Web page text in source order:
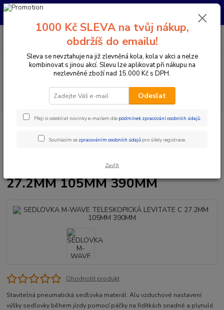
Pro nachystání kola / doplňků na prodejně si prosím zavolejte dopředu.
Menu
CZK
PO-PÁ 10:00-17:00 | SO: 9:00-12:00
Komponenty na kolo Sedlovky
Teleskopické sedlovky
TELESKOPICKÁ LEVITATE C
27.2MM 105MM 390MM
Ohodnotit produkt
Stavitelná pneumatická sedlovka materál: Alu vzduchové nastavení
výšky sedlovky během jízdy pomocí páčky na řidítkách snadné a plynulé
1000 Kč SLEVA na tvůj nákup,
obdržíš do emailu!
Sleva se nevztahuje na již zlevněná kola, kola v akci a nelze
kombinovat s jinou akcí. Slevu lze aplikovat při nákupu na
nezlevněné zboží nad 15.000 Kč s DPH.
Odeslat
Přeji si odebírat novinky e-mailem dle podmínek zpracování osobních údajů.
Souhlasím se zpracováním osobních údajů pro účely registrace.
Zavřít